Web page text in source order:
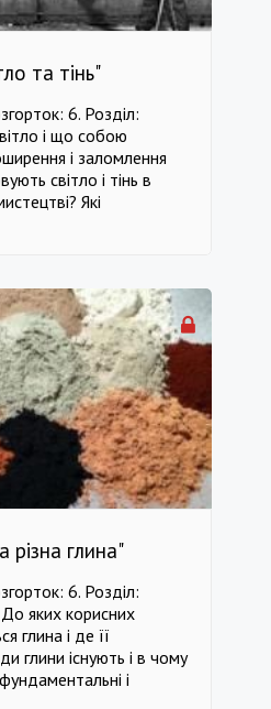
та тінь"
6. Розділ:
і що собою
і заломлення
світло і тінь в
Які
між світлом і
Мета: Розширити
Ознайомити з
Вивчити природу
Фізика клас 8
клас 8
клас 8
різна глина"
6. Розділ:
яких корисних
глина і де її
глини існують і в чому
фундаментальні і